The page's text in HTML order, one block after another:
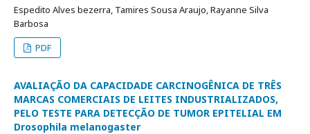
Espedito Alves bezerra, Tamires Sousa Araujo, Rayanne Silva
Barbosa
PDF
AVALIAÇÃO DA CAPACIDADE CARCINOGÊNICA DE TRÊS
MARCAS COMERCIAIS DE LEITES INDUSTRIALIZADOS,
PELO TESTE PARA DETECÇÃO DE TUMOR EPITELIAL EM
Drosophila melanogaster